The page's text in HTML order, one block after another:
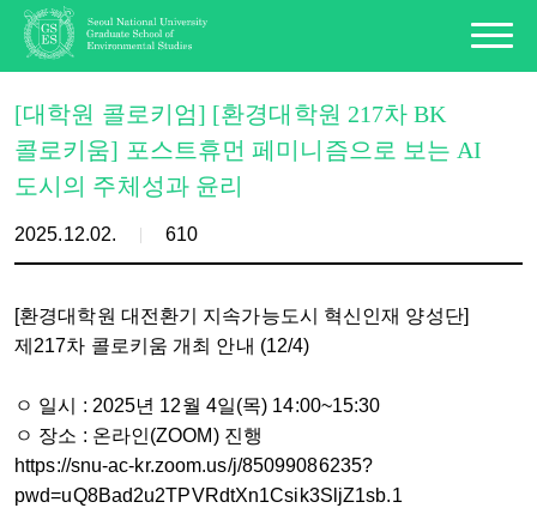
[대학원 콜로키엄] [환경대학원 217차 BK
콜로키움] 포스트휴먼 페미니즘으로 보는 AI
도시의 주체성과 윤리
2025.12.02. 610
[환경대학원 대전환기 지속가능도시 혁신인재 양성단]
제217차 콜로키움 개최 안내 (12/4)
ㅇ 일시 : 2025년 12월 4일(목) 14:00~15:30
ㅇ 장소 : 온라인(ZOOM) 진행
https://snu-ac-kr.zoom.us/j/85099086235?
pwd=uQ8Bad2u2TPVRdtXn1Csik3SljZ1sb.1